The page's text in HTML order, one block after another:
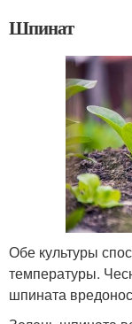
Шпинат
Обе культуры
температуры.
шпината